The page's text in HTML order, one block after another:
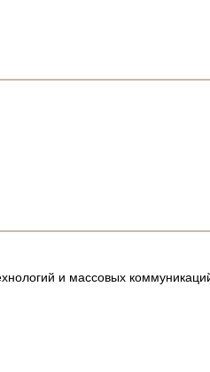
и массовых